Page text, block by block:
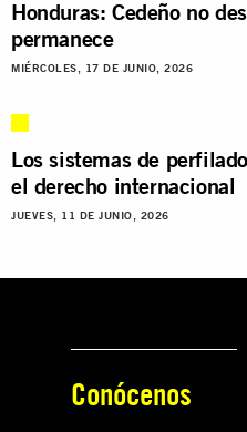
Honduras: Cedeño no
permanece
MIÉRCOLES, 17 DE JUNIO, 2026
Los sistemas de
el derecho internacional
JUEVES, 11 DE JUNIO, 2026
Conócenos